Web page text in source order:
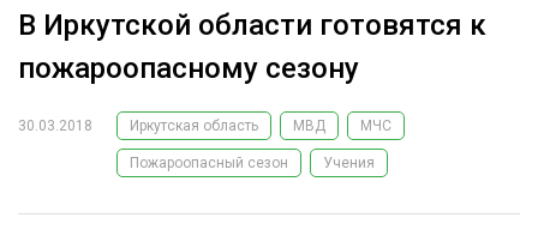
РЕКЛАМОДАТЕЛЯМ
ЛЕСНОЕ ХОЗЯЙСТВО
ЛЕСОЗАГОТОВКА
В Иркутской области готовятся к
пожароопасному сезону
30.03.2018 Иркутская область МВД МЧС
Пожароопасный сезон Учения